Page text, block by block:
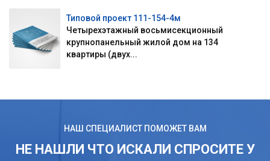
Типовой проект 111-154-4м
Четырехэтажный восьмисекционный
крупнопанельный жилой дом на 134
квартиры (двух...
НАШ СПЕЦИАЛИСТ ПОМОЖЕТ ВАМ
НЕ НАШЛИ ЧТО ИСКАЛИ СПРОСИТЕ У